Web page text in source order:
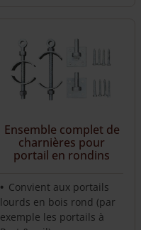
Ensemble complet de
charnières pour
portail en rondins
Convient aux portails
lourds en bois rond (par
exemple les portails à